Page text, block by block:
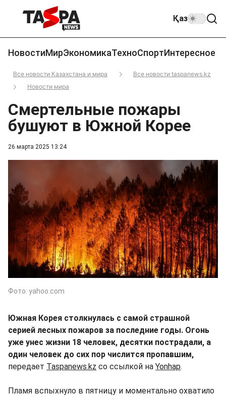
Қаз
НовостиМирЭкономикаТехноСпортИнтересное
Все новости Казахстана и мира
Все новости taspanews.kz
Новости мира
26 марта 2025 13:24
Смертельные пожары
бушуют в Южной Корее
Фото: yahoo.com
Южная Корея столкнулась с самой страшной
серией лесных пожаров за последние годы. Огонь
уже унес жизни 18 человек, десятки пострадали, а
один человек до сих пор числится пропавшим,
передает Taspanews.kz со ссылкой на Yonhap.
Пламя вспыхнуло в пятницу и моментально охватило